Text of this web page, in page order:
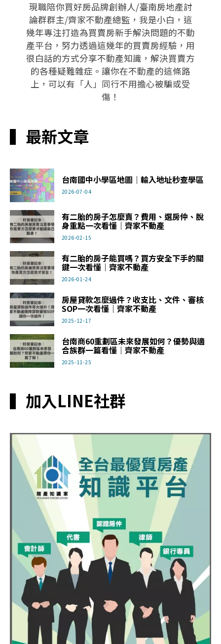
現職陪你買好房品牌創辦人/臺南房地產討
論群群主/齊家不動產總監，我是小白，這
幾年專注打造為買賣房新手解決問題的不動
產平台，努力透過這幾年的買賣房經驗，用
很白話的方式分享不動產知識，解決買賣方
的各種疑難雜症。讓你在不動產的這條路
上，可以有「人」同行不用擔心被騙或受
傷！
▍最新文章
台南國中小學區地圖｜輸入地址秒查學區
2026-07-04
有二胎的房子怎麼賣？費用、選房仲、脫
身重點一次看懂｜齊家不動產
2026-02-15
有二胎的房子能買嗎？買方安全下手的關
鍵一次看懂｜齊家不動產
2026-01-24
房屋貸款怎麼過件？收支比、文件、審核
SOP一次看懂｜齊家不動產
2025-12-17
台南商60重劃區未來發展如何？優勢與適
合族群一篇看懂｜齊家不動產
2025-11-25
▍加入LINE社群